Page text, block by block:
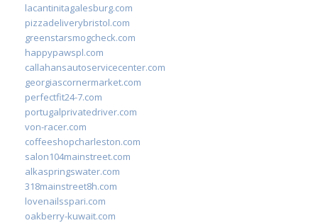
lacantinitagalesburg.com
pizzadeliverybristol.com
greenstarsmogcheck.com
happypawspl.com
callahansautoservicecenter.com
georgiascornermarket.com
perfectfit24-7.com
portugalprivatedriver.com
von-racer.com
coffeeshopcharleston.com
salon104mainstreet.com
alkaspringswater.com
318mainstreet8h.com
lovenailsspari.com
oakberry-kuwait.com